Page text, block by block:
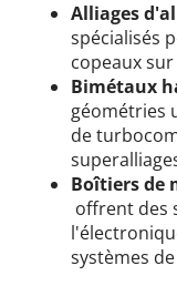
Alliages
spécialisés
copeaux
Bimétaux
géométries
de
Boîtiers de
offrent des
systèmes